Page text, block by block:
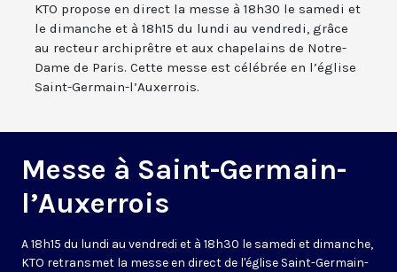
KTO propose en direct la messe à 18h30 le samedi et
le dimanche et à 18h15 du lundi au vendredi, grâce
au recteur archiprêtre et aux chapelains de Notre-
Dame de Paris. Cette messe est célébrée en l’église
Saint-Germain-l’Auxerrois.
Messe à Saint-Germain-
l’Auxerrois
A 18h15 du lundi au vendredi et à 18h30 le samedi et dimanche,
KTO retransmet la messe en direct de l'église Saint-Germain-